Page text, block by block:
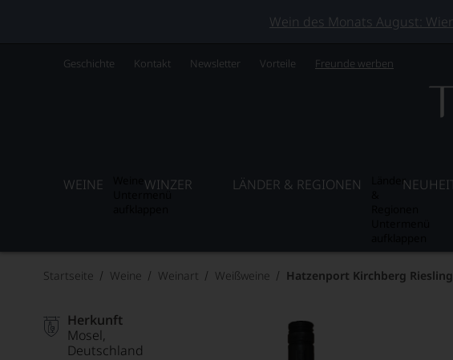
Wein des Monats August:
Geschichte Kontakt Newsletter Vorteile Freunde werben
WEINE WINZER LÄNDER & REGIONEN
Länder
Startseite Weine Weinart Weißweine Hatzenport Kirchberg
Herkunft
Mosel
Deutschland